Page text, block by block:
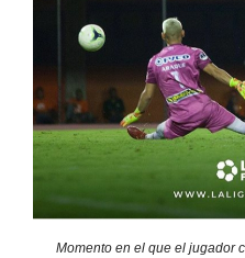
Momento en el que el jugador